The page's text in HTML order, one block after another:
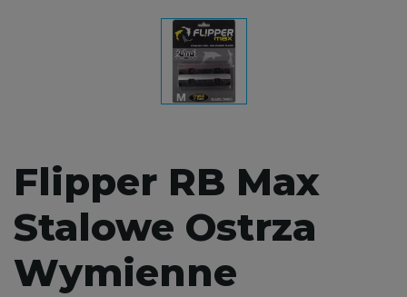
Flipper RB Max
Stalowe Ostrza
Wymienne